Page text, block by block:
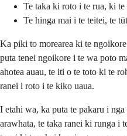
Te taka ki roto i te rua, ki te
Te hinga mai i te teitei, te
Ka piki to morearea ki te
puta tenei ngoikore i te wa poto
ahotea auau, te iti o te toto ki te
ranei i roto i te kiko uaua.
I etahi wa, ka puta te pakaru i
arawhata, te taka ranei ki runga i